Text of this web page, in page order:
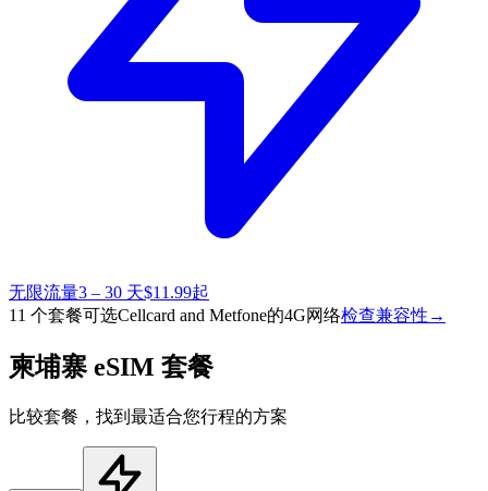
无限流量3 – 30 天$11.99起
11 个套餐可选Cellcard and Metfone的4G网络检查兼容性 →
柬埔寨 eSIM 套餐
比较套餐，找到最适合您行程的方案